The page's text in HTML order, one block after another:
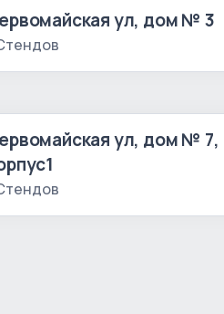
ул, дом № 3
ул, дом № 7,